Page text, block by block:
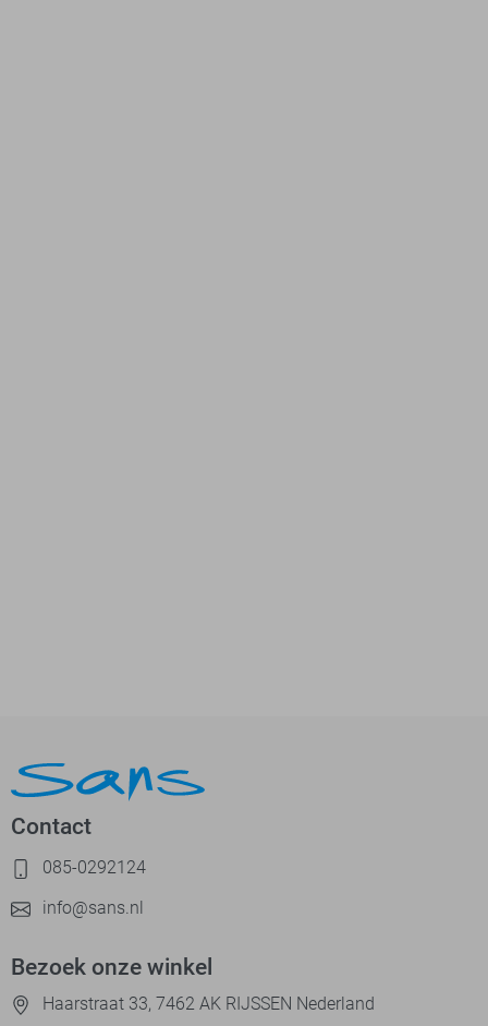
Contact
085-0292124
info@sans.nl
Bezoek onze winkel
Haarstraat 33, 7462 AK RIJSSEN Nederland